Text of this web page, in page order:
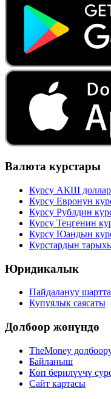
Валюта курстары
Курсу АКШ
Курсу Евронун
Курсу Рублдин
Курсу Теңгенин
Курсу Юандын
Курстардын
Юридикалык
Пайдалануу
Купуялык саясаты
Долбоор жөнүндө
TheMoney
Байланыш
Көп берилүүчү
Сайт картасы